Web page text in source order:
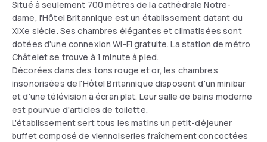
Situé à seulement 700 mètres de la cathédrale Notre-
dame, l'Hôtel Britannique est un établissement datant du
XIXe siècle. Ses chambres élégantes et climatisées sont
dotées d'une connexion Wi-Fi gratuite. La station de métro
Châtelet se trouve à 1 minute à pied.
Décorées dans des tons rouge et or, les chambres
insonorisées de l'Hôtel Britannique disposent d'un minibar
et d'une télévision à écran plat. Leur salle de bains moderne
est pourvue d'articles de toilette.
L'établissement sert tous les matins un petit-déjeuner
buffet composé de viennoiseries fraîchement concoctées